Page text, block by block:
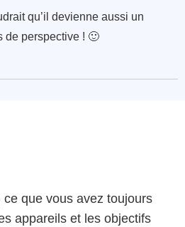
qu’il devienne aussi un
de perspective ! 🙂
ce que vous avez toujours
appareils et les objectifs